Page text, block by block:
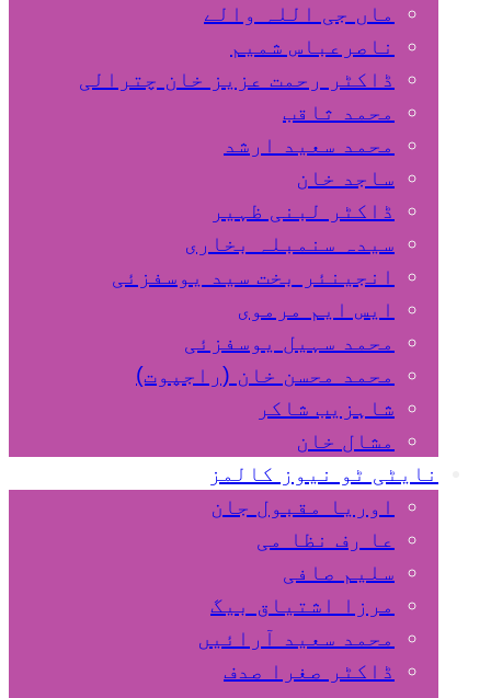
ماں جی اللہ والے
ناصرعباس شمیم
ڈاکٹر رحمت عزیز خان چترالی
محمد ثاقب
محمد سعید ارشد
ساجد خان
ڈاکٹر لبنی ظہیر
سیدہ سنمبلہ بخاری
انجینئر بخت سید یوسفزئی
ایس ایم مرموی
محمد سہیل یوسفزئی
محمد محسن خان (راجپوت)
شاہزیب شاکر
مشال خان
نایٹی ٹو نیوز کالمز
اوریا مقبول جان
عا رف نظا می
سلیم صافی
مرزا اشتیاق بیگ
محمد سعید آرائیں
ڈاکٹر صغرا صدف